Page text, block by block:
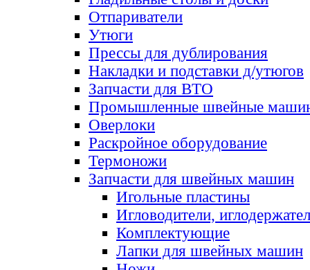
Отпариватели
Утюги
Прессы для дублирования
Накладки и подставки д/утюгов
Запчасти для ВТО
Промышленные швейные
Оверлоки
Раскройное оборудование
Термоножи
Запчасти для швейных машин
Игольные пластины
Игловодители,
Комплектующие
Лапки для швейных машин